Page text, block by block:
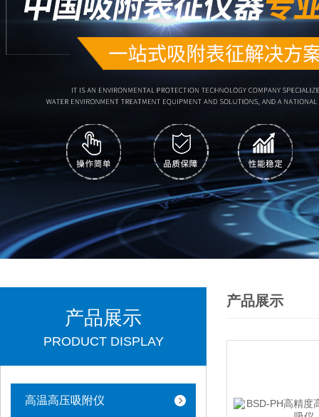
产品展示
PRODUCT DISPLAY
高温高压吸附仪
产品展示